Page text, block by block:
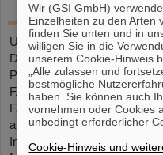
Unser großformatiger DIN-
Darstellung aller Feiertage
Platz für persönliche
FAIR ist er ein praktischer
FAIR-Mitarbeitende können
am Empfang in der
Interessent*innen erhalten
Wir (GSI GmbH)
Einzelheiten zu den Arten
finden Sie unten und in
willigen Sie in die
unserem Cookie-Hinweis
„Alle zulassen und
bestmögliche
haben. Sie können auch
vornehmen oder Cookies
unbedingt erforderlicher
Cookie-Hinweis und